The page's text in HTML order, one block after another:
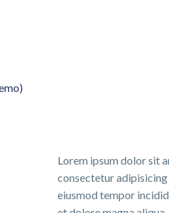
Lorem ipsum dolor sit
consectetur adipisicing
eiusmod tempor